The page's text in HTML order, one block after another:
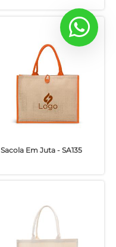
Sacola Em Juta - SA135